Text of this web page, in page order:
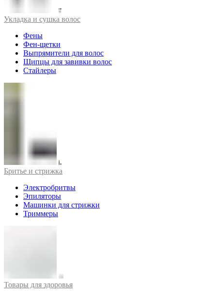
Укладка и сушка волос
Фены
Фен-щетки
Выпрямители для волос
Щипцы для завивки волос
Стайлеры
Бритье и стрижка
Электробритвы
Эпиляторы
Машинки для стрижки
Триммеры
Товары для здоровья